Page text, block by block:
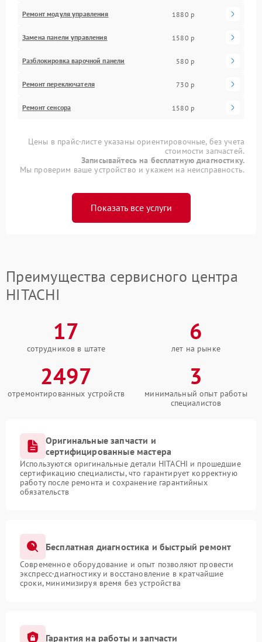
Ремонт модуля управления 1880 р
Замена панели управления 1580 р
Разблокировка варочной панели 580 р
Ремонт переключателя 730 р
Ремонт сенсора 1580 р
Цены в прайс-листе указаны ориентировочные, без учета
стоимости запчастей.
Записывайтесь на бесплатную диагностику.
Мы проверим ваше устройство и укажем на неисправность.
Показать все услуги
Преимущества сервисного центра
HITACHI
17
сотрудников в штате
6
лет на рынке
2497
отремонтированных устройств
3
минимальный опыт работы
специалистов
Оригинальные запчасти и
сертифицированные мастера
Используются оригинальные детали HITACHI и прошедшие
сертификацию специалисты, что гарантирует корректную
работу после ремонта и сохранение гарантийных
обязательств
Бесплатная диагностика и быстрый ремонт
Современное оборудование и опыт позволяют провести
экспресс-диагностику и восстановление в кратчайшие
сроки, минимизируя время без устройства
Гарантия на работы и запчасти